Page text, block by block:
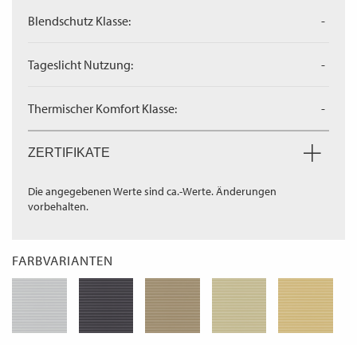
Blendschutz Klasse: -
Tageslicht Nutzung: -
Thermischer Komfort Klasse: -
ZERTIFIKATE
Die angegebenen Werte sind ca.-Werte. Änderungen
vorbehalten.
FARBVARIANTEN